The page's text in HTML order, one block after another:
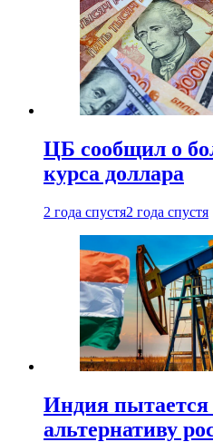
ЦБ сообщил о
курса доллара
2 года спустя2 года спустя
Индия пытается
альтернативу